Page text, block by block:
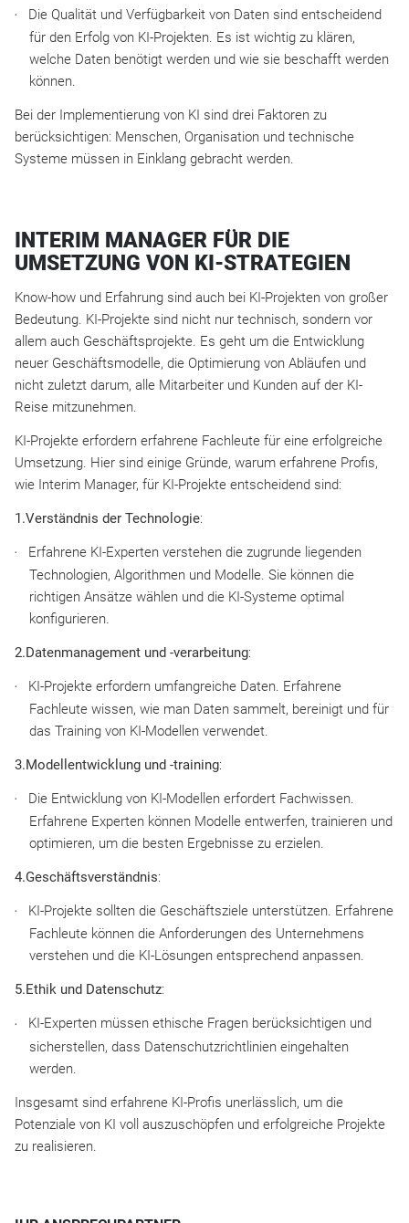
Die Qualität und Verfügbarkeit von Daten sind entscheidend
für den Erfolg von KI-Projekten. Es ist wichtig zu klären,
welche Daten benötigt werden und wie sie beschafft werden
können.
Bei der Implementierung von KI sind drei Faktoren zu
berücksichtigen: Menschen, Organisation und technische
Systeme müssen in Einklang gebracht werden.
INTERIM MANAGER FÜR DIE
UMSETZUNG VON KI-STRATEGIEN
Know-how und Erfahrung sind auch bei KI-Projekten von großer
Bedeutung. KI-Projekte sind nicht nur technisch, sondern vor
allem auch Geschäftsprojekte. Es geht um die Entwicklung
neuer Geschäftsmodelle, die Optimierung von Abläufen und
nicht zuletzt darum, alle Mitarbeiter und Kunden auf der KI-
Reise mitzunehmen.
KI-Projekte erfordern erfahrene Fachleute für eine erfolgreiche
Umsetzung. Hier sind einige Gründe, warum erfahrene Profis,
wie Interim Manager, für KI-Projekte entscheidend sind:
1.Verständnis der Technologie:
Erfahrene KI-Experten verstehen die zugrunde liegenden
Technologien, Algorithmen und Modelle. Sie können die
richtigen Ansätze wählen und die KI-Systeme optimal
konfigurieren.
2.Datenmanagement und -verarbeitung:
KI-Projekte erfordern umfangreiche Daten. Erfahrene
Fachleute wissen, wie man Daten sammelt, bereinigt und für
das Training von KI-Modellen verwendet.
3.Modellentwicklung und -training:
Die Entwicklung von KI-Modellen erfordert Fachwissen.
Erfahrene Experten können Modelle entwerfen, trainieren und
optimieren, um die besten Ergebnisse zu erzielen.
4.Geschäftsverständnis:
KI-Projekte sollten die Geschäftsziele unterstützen. Erfahrene
Fachleute können die Anforderungen des Unternehmens
verstehen und die KI-Lösungen entsprechend anpassen.
5.Ethik und Datenschutz:
KI-Experten müssen ethische Fragen berücksichtigen und
sicherstellen, dass Datenschutzrichtlinien eingehalten
werden.
Insgesamt sind erfahrene KI-Profis unerlässlich, um die
Potenziale von KI voll auszuschöpfen und erfolgreiche Projekte
zu realisieren.